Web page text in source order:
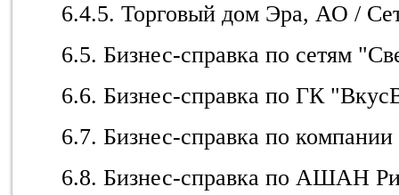
6.4.5. Торговый дом Эра, АО /
6.5. Бизнес-справка по сетям
6.6. Бизнес-справка по ГК
6.7. Бизнес-справка по
6.8. Бизнес-справка по АШАН